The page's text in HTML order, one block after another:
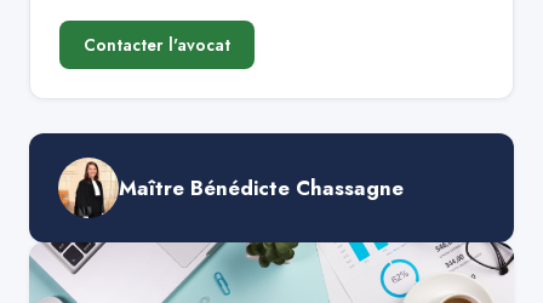
Contacter l'avocat
Maître Bénédicte Chassagne